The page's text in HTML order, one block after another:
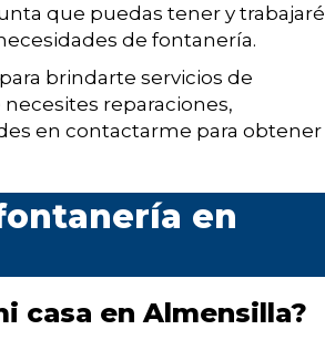
que puedas tener y trabajaré
de fontanería.
brindarte servicios de
reparaciones,
en contactarme para obtener
en
casa en Almensilla?